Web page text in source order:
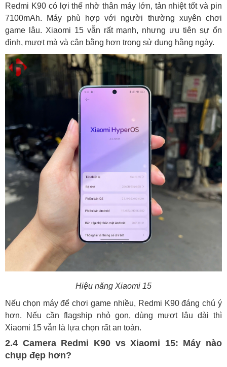
Redmi K90 có lợi thế nhờ thân máy lớn, tản nhiệt tốt và pin
7100mAh. Máy phù hợp với người thường xuyên chơi
game lâu. Xiaomi 15 vẫn rất mạnh, nhưng ưu tiên sự ổn
định, mượt mà và cân bằng hơn trong sử dụng hằng ngày.
Hiệu năng Xiaomi 15
Nếu chọn máy để chơi game nhiều, Redmi K90 đáng chú ý
hơn. Nếu cần flagship nhỏ gọn, dùng mượt lâu dài thì
Xiaomi 15 vẫn là lựa chọn rất an toàn.
2.4 Camera Redmi K90 vs Xiaomi 15: Máy nào
chụp đẹp hơn?